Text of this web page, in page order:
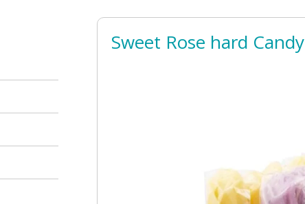
Sweet Rose hard Candy